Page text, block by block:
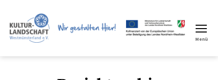
Region
Menü